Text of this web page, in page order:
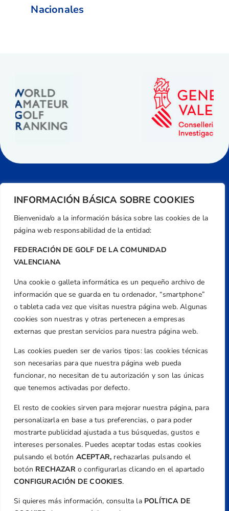
INFORMACIÓN BÁSICA SOBRE COOKIES
Bienvenida/o a la información básica sobre las cookies de la
página web responsabilidad de la entidad:
FEDERACIÓN DE GOLF DE LA COMUNIDAD
VALENCIANA
Una cookie o galleta informática es un pequeño archivo de
información que se guarda en tu ordenador, “smartphone”
o tableta cada vez que visitas nuestra página web. Algunas
cookies son nuestras y otras pertenecen a empresas
externas que prestan servicios para nuestra página web.
Las cookies pueden ser de varios tipos: las cookies técnicas
son necesarias para que nuestra página web pueda
funcionar, no necesitan de tu autorización y son las únicas
que tenemos activadas por defecto.
El resto de cookies sirven para mejorar nuestra página, para
personalizarla en base a tus preferencias, o para poder
mostrarte publicidad ajustada a tus búsquedas, gustos e
intereses personales. Puedes aceptar todas estas cookies
pulsando el botón ACEPTAR, rechazarlas pulsando el
botón RECHAZARo configurarlas clicando en el apartado
CONFIGURACIÓN DE COOKIES.
Si quieres más información, consulta la POLÍTICA DE
Nacionales
Dirección
Centre de L´Esport, Carrer d'Isaac Peral i
Caballero, Nº 5, Despachos 2 y 3, 46980,
Valencia
+34 961 367 799
Email
federacion@golfcv.com
Aviso Legal
Política de Privacidad
Transparencia
Normativa
Federación